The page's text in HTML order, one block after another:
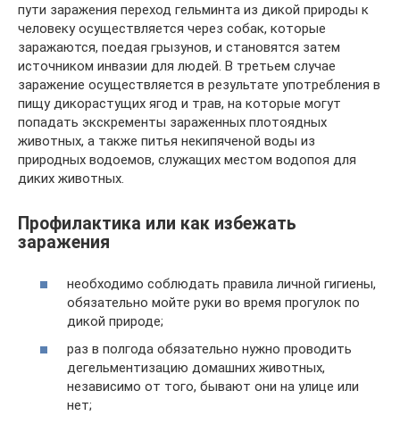
пути заражения переход гельминта из дикой природы к
человеку осуществляется через собак, которые
заражаются, поедая грызунов, и становятся затем
источником инвазии для людей. В третьем случае
заражение осуществляется в результате употребления в
пищу дикорастущих ягод и трав, на которые могут
попадать экскременты зараженных плотоядных
животных, а также питья некипяченой воды из
природных водоемов, служащих местом водопоя для
диких животных.
Профилактика или как избежать
заражения
необходимо соблюдать правила личной гигиены,
обязательно мойте руки во время прогулок по
дикой природе;
раз в полгода обязательно нужно проводить
дегельментизацию домашних животных,
независимо от того, бывают они на улице или
нет;